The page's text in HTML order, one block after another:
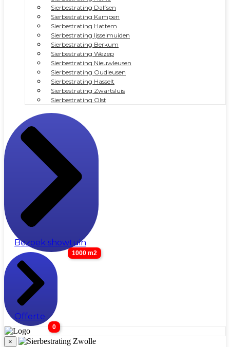
Sierbestrating Dalfsen
Sierbestrating Kampen
Sierbestrating Hattem
Sierbestrating Ijsselmuiden
Sierbestrating Berkum
Sierbestrating Wezep
Sierbestrating Nieuwleusen
Sierbestrating Oudleusen
Sierbestrating Hasselt
Sierbestrating Zwartsluis
Sierbestrating Olst
Bezoek showtuin
1000 m2
Offerte
0
×